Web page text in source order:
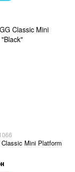
Classic Mini Platform